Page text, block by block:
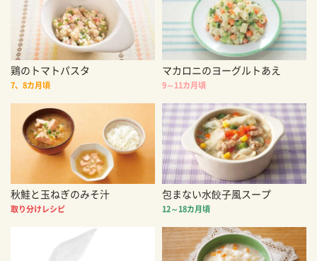
鶏のトマトパスタ
7、8カ月頃
マカロニのヨーグルトあえ
9～11カ月頃
秋鮭と玉ねぎのみそ汁
取り分けレシピ
包まない水餃子風スープ
12～18カ月頃